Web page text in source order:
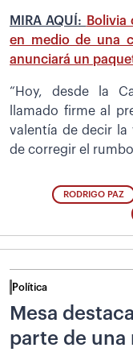
MIRA AQUÍ:
Bolivia
en medio de una
anunciará un
“Hoy, desde la
llamado firme al
valentía de decir la
de corregir el
RODRIGO PAZ
Política
Mesa
parte de